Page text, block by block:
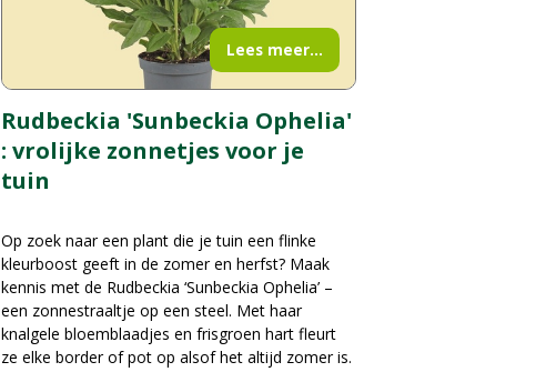
Rudbeckia 'Sunbeckia Ophelia'
: vrolijke zonnetjes voor je
tuin
Op zoek naar een plant die je tuin een flinke
kleurboost geeft in de zomer en herfst? Maak
kennis met de Rudbeckia ‘Sunbeckia Ophelia’ –
een zonnestraaltje op een steel. Met haar
knalgele bloemblaadjes en frisgroen hart fleurt
ze elke border of pot op alsof het altijd zomer is.
Lees meer...